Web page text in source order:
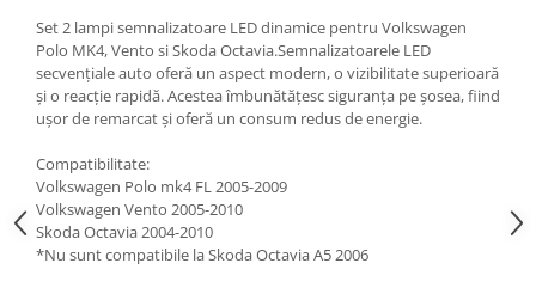
Set 2 lampi semnalizatoare LED dinamice pentru Volkswagen
Polo MK4, Vento si Skoda Octavia.Semnalizatoarele LED
secvențiale auto oferă un aspect modern, o vizibilitate superioară
și o reacție rapidă. Acestea îmbunătățesc siguranța pe șosea, fiind
ușor de remarcat și oferă un consum redus de energie.
Compatibilitate:
Volkswagen Polo mk4 FL 2005-2009
Volkswagen Vento 2005-2010
Skoda Octavia 2004-2010
*Nu sunt compatibile la Skoda Octavia A5 2006